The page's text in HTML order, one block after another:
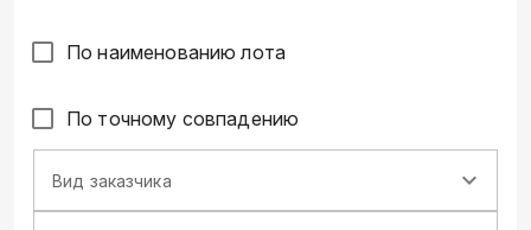
По наименованию лота
По точному совпадению
Вид заказчика